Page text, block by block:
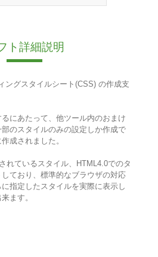
ト詳細説明
ングスタイルシート(CSS) の作成支
にあたって、他ツール内のおまけ
のスタイルのみの設定しか作成で
成されました。
れているスタイル、HTML4.0でのタ
ており、標準的なブラウザの対応
指定したスタイルを実際に表示し
ます。